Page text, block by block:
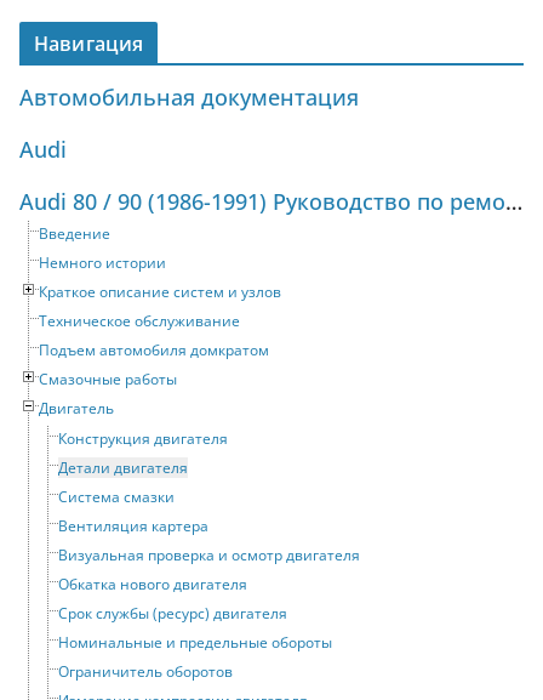
Навигация
Автомобильная документация
Audi
Audi 80 / 90 (1986-1991) Руководство по ремонту и техническому обслуживанию
Введение
Немного истории
Краткое описание систем и узлов
Техническое обслуживание
Подъем автомобиля домкратом
Смазочные работы
Двигатель
Конструкция двигателя
Детали двигателя
Система смазки
Вентиляция картера
Визуальная проверка и осмотр двигателя
Обкатка нового двигателя
Срок службы (ресурс) двигателя
Номинальные и предельные обороты
Ограничитель оборотов